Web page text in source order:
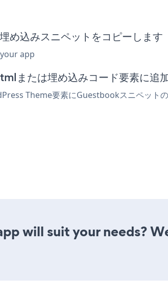
込みスニペットをコピーします
app
または埋め込みコード要素に追
Theme要素にGuestbookスニペット
will suit your needs?